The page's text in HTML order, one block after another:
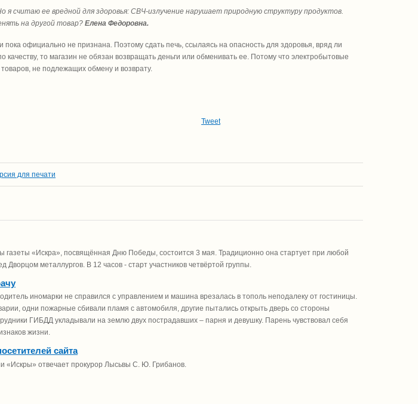
я считаю ее вредной для здоровья: СВЧ-излучение нарушает природную структуру продуктов.
на другой товар? Елена Федоровна.
официально не признана. Поэтому сдать печь, ссылаясь на опасность для здоровья, вряд ли
качеству, то магазин не обязан возвращать деньги или обменивать ее. Потому что электробытовые
не подлежащих обмену и возврату.
Tweet
для печати
газеты «Искра», посвящённая Дню Победы, состоится 3 мая. Традиционно она стартует при любой
Дворцом металлургов. В 12 часов - старт участников четвёртой группы.
иномарки не справился с управлением и машина врезалась в тополь неподалеку от гостиницы.
одни пожарные сбивали пламя с автомобиля, другие пытались открыть дверь со стороны
ГИБДД укладывали на землю двух пострадавших – парня и девушку. Парень чувствовал себя
жизни.
сайта
«Искры» отвечает прокурор Лысьвы С. Ю. Грибанов.